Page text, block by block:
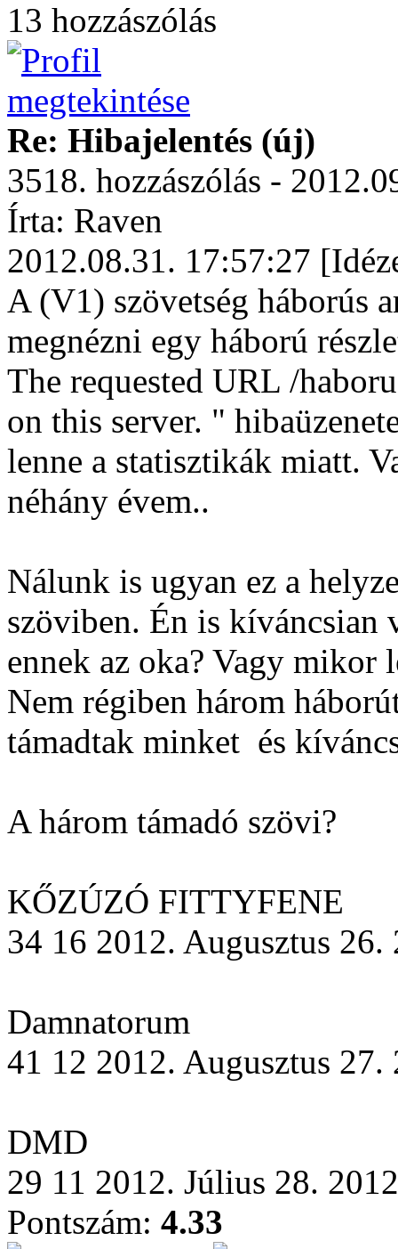
13 hozzászólás
Re: Hibajelentés (új)
3518. hozzászólás -
Írta: Raven
2012.08.31. 17:57:27
A (V1) szövetség háborús
megnézni egy háború
The requested URL /
on this server. "
lenne a statisztikák miatt.
néhány évem..
Nálunk is ugyan ez a
szöviben. Én is kíváncsian
ennek az oka? Vagy mikor
Nem régiben három
támadtak minket és
A három támadó szövi?
KŐZÚZÓ FITTYFENE
34 16 2012. Augusztus 26.
Damnatorum
41 12 2012. Augusztus 27.
DMD
29 11 2012. Július 28.
Pontszám: 4.33